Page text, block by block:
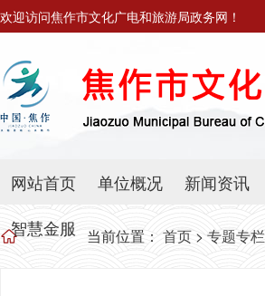
欢迎访问焦作市文化广电和旅游局政务网！
网站首页 单位概况 新闻资讯
智慧金服
当前位置： 首页> 专题专栏